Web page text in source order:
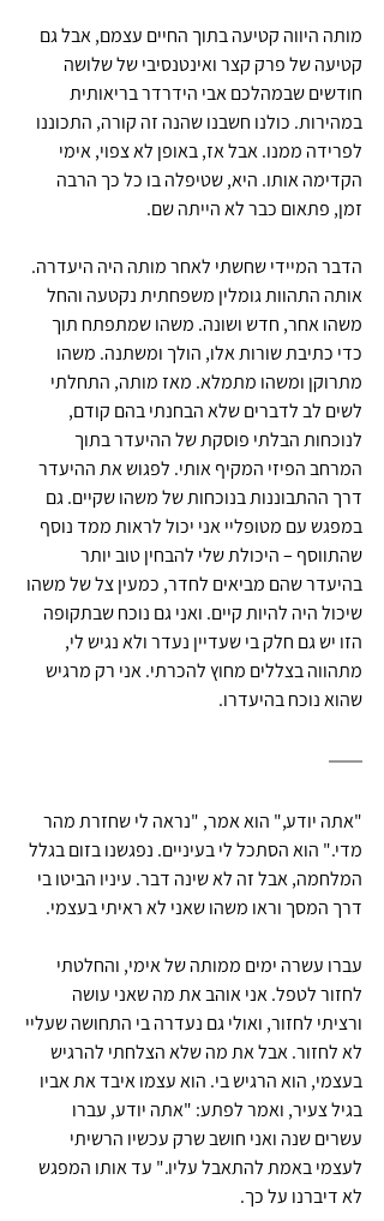
מותה היווה קטיעה בתוך החיים עצמם, אבל גם
קטיעה של פרק קצר ואינטנסיבי של שלושה
חודשים שבמהלכם אבי הידרדר בריאותית
במהירות. כולנו חשבנו שהנה זה קורה, התכוננו
לפרידה ממנו. אבל אז, באופן לא צפוי, אימי
הקדימה אותו. היא, שטיפלה בו כל כך הרבה
זמן, פתאום כבר לא הייתה שם.
הדבר המיידי שחשתי לאחר מותה היה היעדרה.
אותה התהוות גומלין משפחתית נקטעה והחל
משהו אחר, חדש ושונה. משהו שמתפתח תוך
כדי כתיבת שורות אלו, הולך ומשתנה. משהו
מתרוקן ומשהו מתמלא. מאז מותה, התחלתי
לשים לב לדברים שלא הבחנתי בהם קודם,
לנוכחות הבלתי פוסקת של ההיעדר בתוך
המרחב הפיזי המקיף אותי. לפגוש את ההיעדר
דרך ההתבוננות בנוכחות של משהו שקיים. גם
במפגש עם מטופליי אני יכול לראות ממד נוסף
שהתווסף – היכולת שלי להבחין טוב יותר
בהיעדר שהם מביאים לחדר, כמעין צל של משהו
שיכול היה להיות קיים. ואני גם נוכח שבתקופה
הזו יש גם חלק בי שעדיין נעדר ולא נגיש לי,
מתהווה בצללים מחוץ להכרתי. אני רק מרגיש
שהוא נוכח בהיעדרו.
"אתה יודע," הוא אמר, "נראה לי שחזרת מהר
מדי." הוא הסתכל לי בעיניים. נפגשנו בזום בגלל
המלחמה, אבל זה לא שינה דבר. עיניו הביטו בי
דרך המסך וראו משהו שאני לא ראיתי בעצמי.
עברו עשרה ימים ממותה של אימי, והחלטתי
לחזור לטפל. אני אוהב את מה שאני עושה
ורציתי לחזור, ואולי גם נעדרה בי התחושה שעליי
לא לחזור. אבל את מה שלא הצלחתי להרגיש
בעצמי, הוא הרגיש בי. הוא עצמו איבד את אביו
בגיל צעיר, ואמר לפתע: "אתה יודע, עברו
עשרים שנה ואני חושב שרק עכשיו הרשיתי
לעצמי באמת להתאבל עליו." עד אותו המפגש
לא דיברנו על כך.